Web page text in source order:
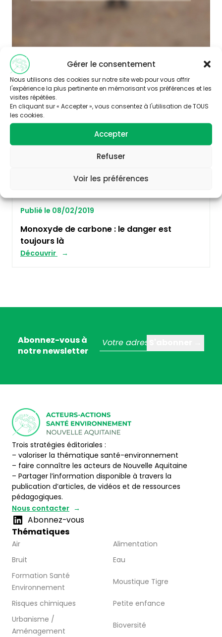
Gérer le consentement
Nous utilisons des cookies sur notre site web pour vous offrir
l'expérience la plus pertinente en mémorisant vos préférences et les
visites répétées.
En cliquant sur « Accepter », vous consentez à l'utilisation de TOUS
les cookies.
Accepter
Refuser
Voir les préférences
AIR
Publié le 08/02/2019
Monoxyde de carbone : le danger est
toujours là
Découvrir
Abonnez-vous à
notre newsletter
Trois stratégies éditoriales :
– valoriser la thématique santé-environnement
– faire connaître les acteurs de Nouvelle Aquitaine
– Partager l’information disponible à travers la
publication d’articles, de vidéos et de ressources
pédagogiques.
Nous contacter
Abonnez-vous
Thématiques
Air
Alimentation
Bruit
Eau
Formation Santé
Environnement
Moustique Tigre
Risques chimiques
Petite enfance
Urbanisme /
Aménagement
Bioversité